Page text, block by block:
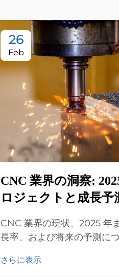
26
Feb
CNC 業界の洞察:
ロジェクトと成長予
CNC 業界の現状、2025 年
長率、および将来の予測に
の分野で CNC マシンが不可
さらに表示